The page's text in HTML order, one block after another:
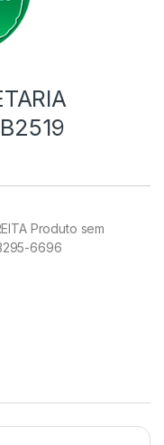
Produto sem
6696